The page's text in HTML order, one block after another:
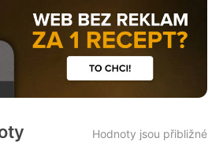
Hodnoty jsou přibližné